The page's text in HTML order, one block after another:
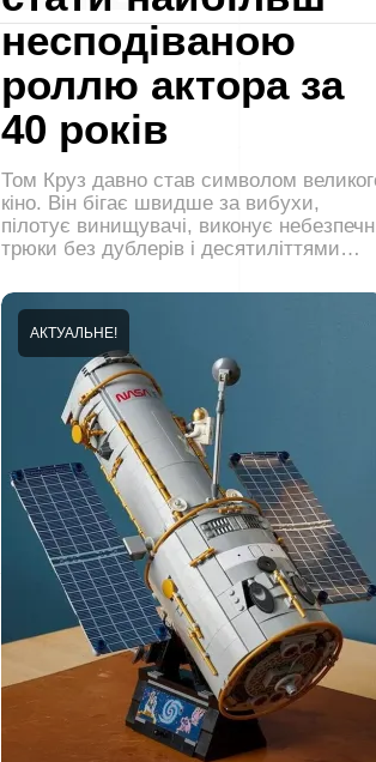
несподіваною
роллю актора за
40 років
Том Круз давно став символом
кіно. Він бігає швидше за вибухи,
пілотує винищувачі, виконує
трюки без дублерів і десятиліттями…
АКТУАЛЬНЕ!